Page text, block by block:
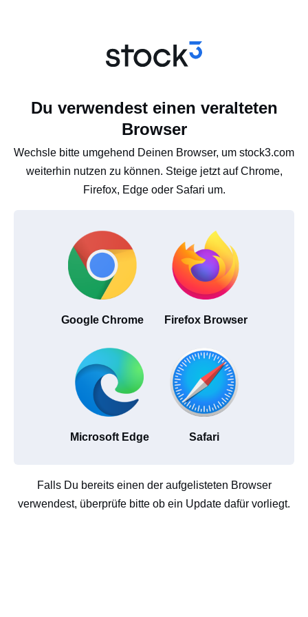
Du verwendest einen veralteten
Browser
Wechsle bitte umgehend Deinen Browser, um stock3.com
weiterhin nutzen zu können. Steige jetzt auf Chrome,
Firefox, Edge oder Safari um.
Google Chrome Firefox Browser
Microsoft Edge Safari
Falls Du bereits einen der aufgelisteten Browser
verwendest, überprüfe bitte ob ein Update dafür vorliegt.